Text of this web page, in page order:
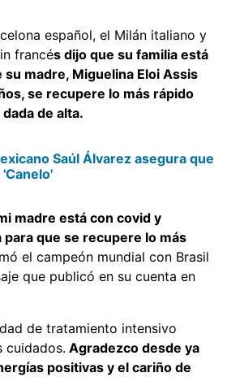
español, el Milán italiano y
francés dijo que su familia está
su madre, Miguelina Eloi Assis
se recupere lo más rápido
de alta.
Saúl Álvarez asegura que
madre está con covid y
para que se recupere lo más
el campeón mundial con Brasil
que publicó en su cuenta en
de tratamiento intensivo
cuidados. Agradezco desde ya
positivas y el cariño de